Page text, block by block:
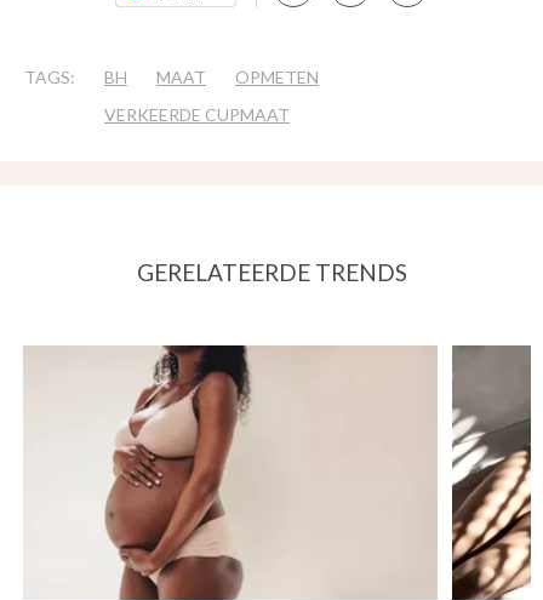
TAGS: BH MAAT
OPMETEN
VERKEERDE CUPMAAT
GERELATEERDE TRENDS